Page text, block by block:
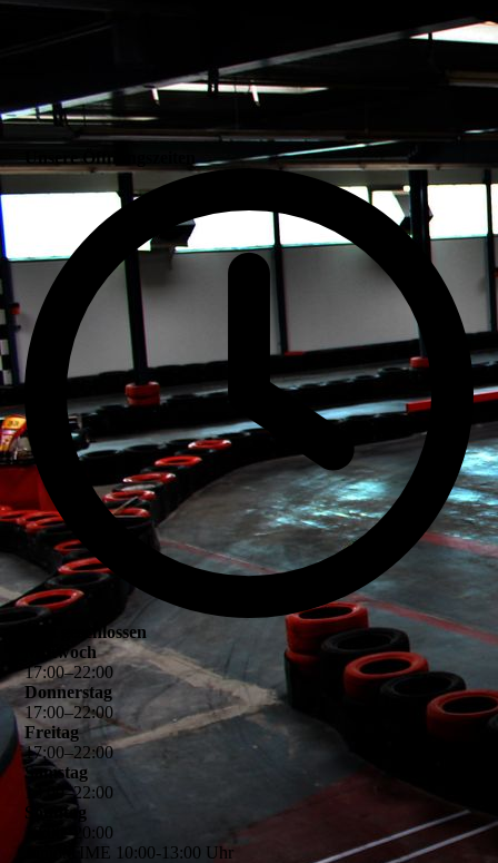
Unsere Öffnungszeiten
jetzt geschlossen
Mittwoch
17:00–22:00
Donnerstag
17:00–22:00
Freitag
17:00–22:00
Samstag
–22:00
Sonntag
13
– 20:00
JuniorTIME 10:00-13:00 Uhr